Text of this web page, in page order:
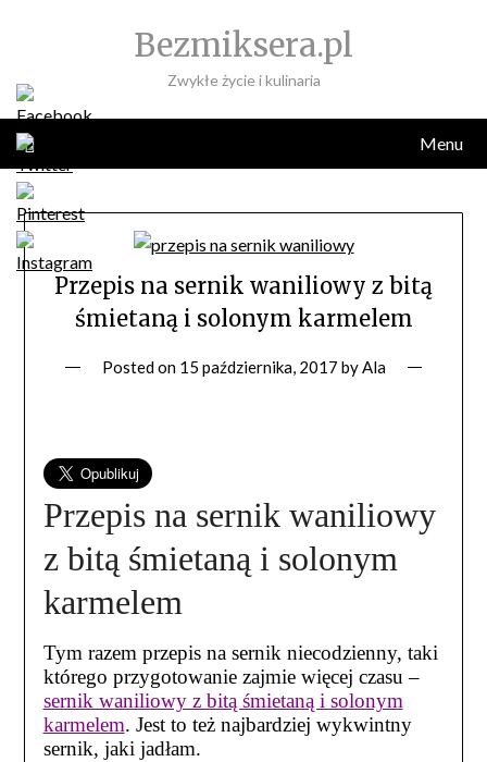
Bezmiksera.pl
Zwykłe życie i kulinaria
Menu
Przepis na sernik waniliowy z bitą
śmietaną i solonym karmelem
Posted on 15 października, 2017 byAla
Przepis na sernik waniliowy
z bitą śmietaną i solonym
karmelem
Tym razem przepis na sernik niecodzienny, taki
którego przygotowanie zajmie więcej czasu –
sernik waniliowy z bitą śmietaną i solonym
karmelem. Jest to też najbardziej wykwintny
sernik, jaki jadłam.